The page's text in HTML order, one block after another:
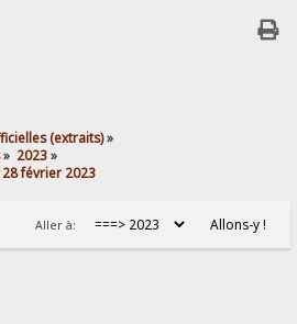
(extraits)»
» 2023»
février 2023
Aller à: